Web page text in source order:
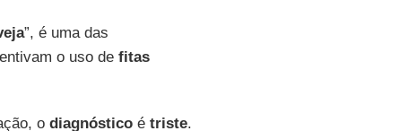
”, é uma das
o uso defitas
o diagnósticoé triste.